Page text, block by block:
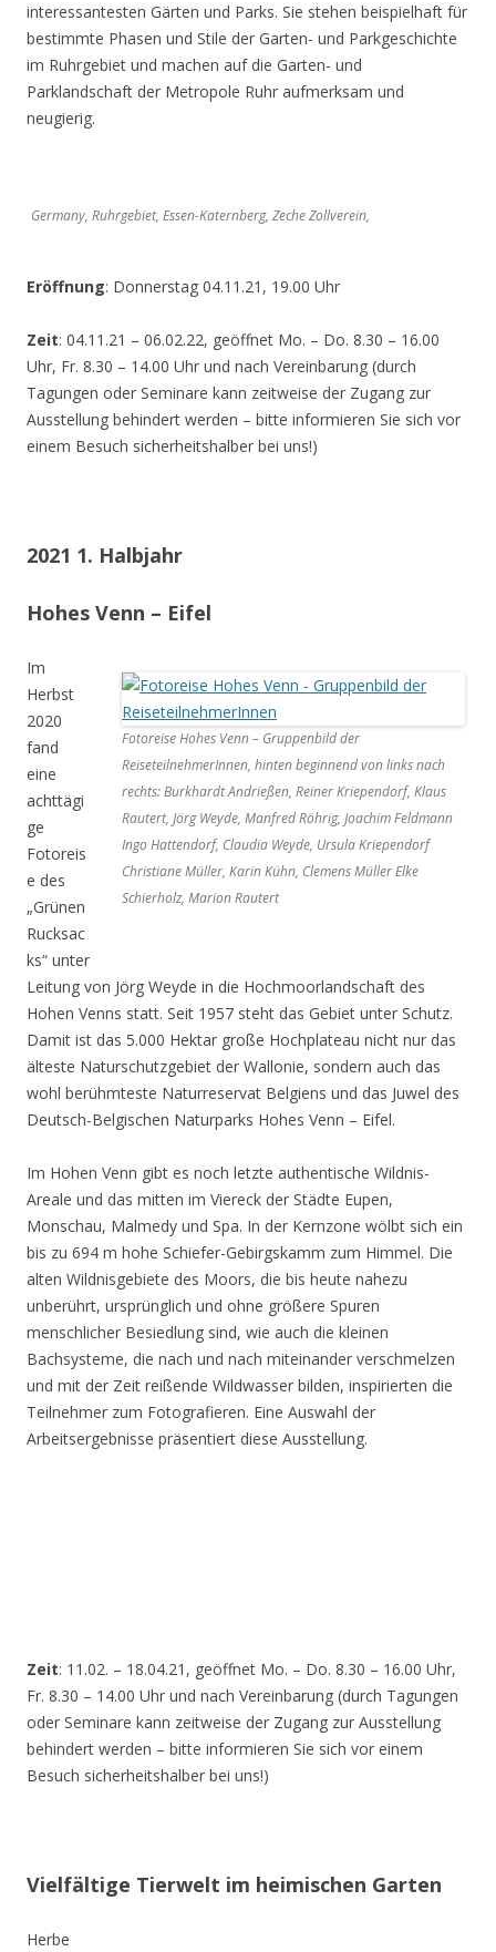
interessantesten Gärten und Parks. Sie stehen beispielhaft für
bestimmte Phasen und Stile der Garten- und Parkgeschichte
im Ruhrgebiet und machen auf die Garten- und
Parklandschaft der Metropole Ruhr aufmerksam und
neugierig.
Germany, Ruhrgebiet, Essen-Katernberg, Zeche Zollverein,
Eröffnung: Donnerstag 04.11.21, 19.00 Uhr
Zeit: 04.11.21 – 06.02.22, geöffnet Mo. – Do. 8.30 – 16.00
Uhr, Fr. 8.30 – 14.00 Uhr und nach Vereinbarung (durch
Tagungen oder Seminare kann zeitweise der Zugang zur
Ausstellung behindert werden – bitte informieren Sie sich vor
einem Besuch sicherheitshalber bei uns!)
2021 1. Halbjahr
Hohes Venn – Eifel
Fotoreise Hohes Venn – Gruppenbild der
ReiseteilnehmerInnen, hinten beginnend von links nach
rechts: Burkhardt Andrießen, Reiner Kriependorf, Klaus
Rautert, Jörg Weyde, Manfred Röhrig, Joachim Feldmann
Ingo Hattendorf, Claudia Weyde, Ursula Kriependorf
Christiane Müller, Karin Kühn, Clemens Müller Elke
Schierholz, Marion Rautert
Im
Herbst
2020
fand
eine
achttägi
ge
Fotoreis
e des
„Grünen
Rucksac
ks“ unter
Leitung von Jörg Weyde in die Hochmoorlandschaft des
Hohen Venns statt. Seit 1957 steht das Gebiet unter Schutz.
Damit ist das 5.000 Hektar große Hochplateau nicht nur das
älteste Naturschutzgebiet der Wallonie, sondern auch das
wohl berühmteste Naturreservat Belgiens und das Juwel des
Deutsch-Belgischen Naturparks Hohes Venn – Eifel.
Im Hohen Venn gibt es noch letzte authentische Wildnis-
Areale und das mitten im Viereck der Städte Eupen,
Monschau, Malmedy und Spa. In der Kernzone wölbt sich ein
bis zu 694 m hohe Schiefer-Gebirgskamm zum Himmel. Die
alten Wildnisgebiete des Moors, die bis heute nahezu
unberührt, ursprünglich und ohne größere Spuren
menschlicher Besiedlung sind, wie auch die kleinen
Bachsysteme, die nach und nach miteinander verschmelzen
und mit der Zeit reißende Wildwasser bilden, inspirierten die
Teilnehmer zum Fotografieren. Eine Auswahl der
Arbeitsergebnisse präsentiert diese Ausstellung.
Zeit: 11.02. – 18.04.21, geöffnet Mo. – Do. 8.30 – 16.00 Uhr,
Fr. 8.30 – 14.00 Uhr und nach Vereinbarung (durch Tagungen
oder Seminare kann zeitweise der Zugang zur Ausstellung
behindert werden – bitte informieren Sie sich vor einem
Besuch sicherheitshalber bei uns!)
Vielfältige Tierwelt im heimischen Garten
Herbe